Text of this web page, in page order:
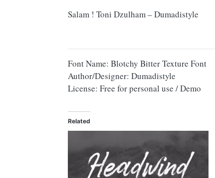
Salam ! Toni Dzulham – Dumadistyle
Font Name: Blotchy Bitter Texture Font
Author/Designer: Dumadistyle
License: Free for personal use / Demo
Related